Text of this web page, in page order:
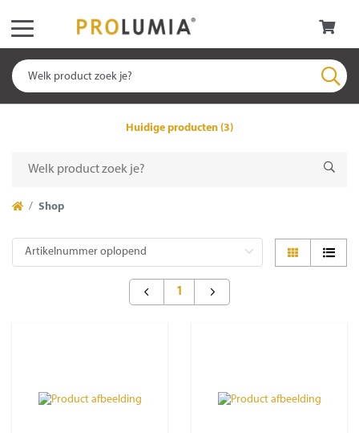
Huidige producten (3)
Shop
1